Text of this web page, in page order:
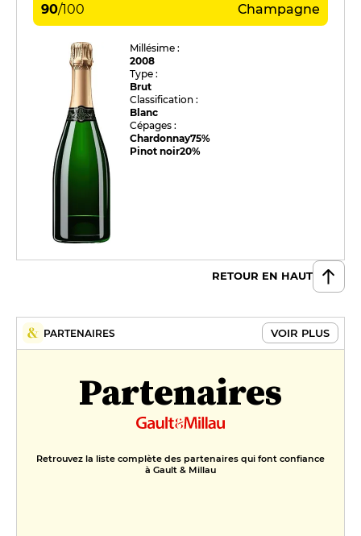
90/100 Champagne
Millésime :
2008
Type :
Brut
Classification :
Blanc
Cépages :
Chardonnay75%
Pinot noir20%
RETOUR EN HAUT
PARTENAIRES VOIR PLUS
Partenaires
Retrouvez la liste complète des partenaires qui font confiance
à Gault & Millau